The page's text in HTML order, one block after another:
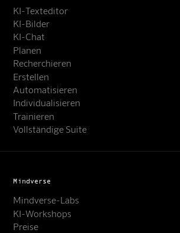
KI-Texteditor
KI-Bilder
KI-Chat
Planen
Recherchieren
Erstellen
Automatisieren
Individualisieren
Trainieren
Vollständige Suite
Mindverse
Mindverse-Labs
KI-Workshops
Preise